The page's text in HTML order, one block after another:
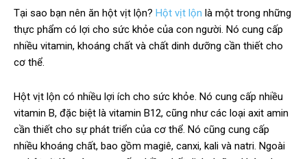
Tại sao bạn nên ăn hột vịt lộn? Hột vịt lộn là một trong những
thực phẩm có lợi cho sức khỏe của con người. Nó cung cấp
nhiều vitamin, khoáng chất và chất dinh dưỡng cần thiết cho
cơ thể.
Hột vịt lộn có nhiều lợi ích cho sức khỏe. Nó cung cấp nhiều
vitamin B, đặc biệt là vitamin B12, cũng như các loại axit amin
cần thiết cho sự phát triển của cơ thể. Nó cũng cung cấp
nhiều khoáng chất, bao gồm magiê, canxi, kali và natri. Ngoài